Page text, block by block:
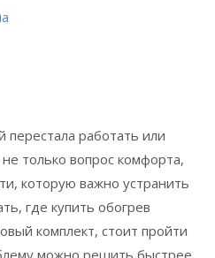
перестала работать или
только вопрос комфорта,
которую важно устранить
где купить обогрев
комплект, стоит пройти
можно решить быстрее